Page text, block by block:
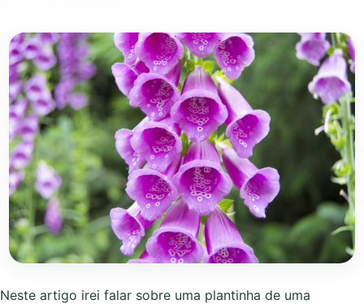
Neste artigo irei falar sobre uma plantinha de uma